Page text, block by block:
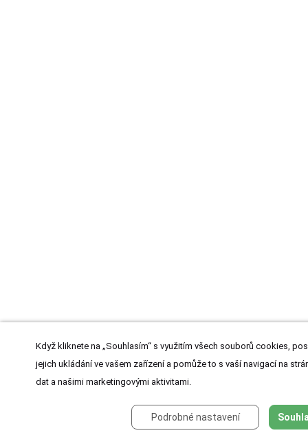
Když kliknete na „Souhlasím“ s využitím všech souborů cookies,
jejich ukládání ve vašem zařízení a pomůže to s vaší navigací na
dat a našimi marketingovými aktivitami.
Podrobné nastavení